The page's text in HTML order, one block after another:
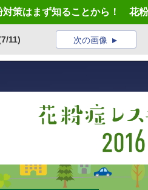
対策はまず知ることから！ 花
11) 次の画像